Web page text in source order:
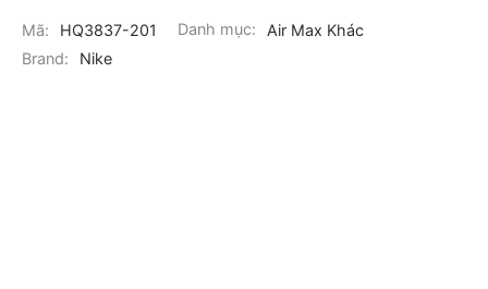
Mã: HQ3837-201 Danh mục:
Air Max Khác
Brand:
Nike